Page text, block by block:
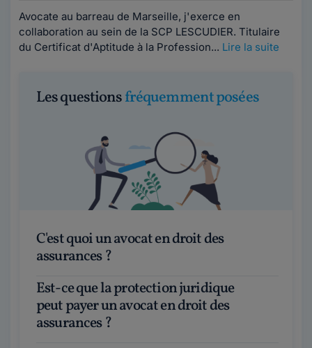
Avocate au barreau de Marseille, j'exerce en
collaboration au sein de la SCP LESCUDIER. Titulaire
du Certificat d'Aptitude à la Profession... Lire la suite
Les questionsfréquemment posées
C'est quoi un avocat en droit des
assurances ?
Est-ce que la protection juridique
peut payer un avocat en droit des
assurances ?